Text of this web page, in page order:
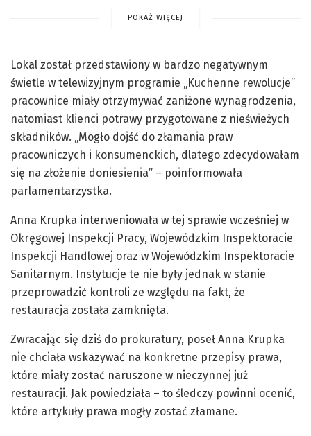
POKAŻ WIĘCEJ
Lokal został przedstawiony w bardzo negatywnym
świetle w telewizyjnym programie „Kuchenne rewolucje”
pracownice miały otrzymywać zaniżone wynagrodzenia,
natomiast klienci potrawy przygotowane z nieświeżych
składników. „Mogło dojść do złamania praw
pracowniczych i konsumenckich, dlatego zdecydowałam
się na złożenie doniesienia” – poinformowała
parlamentarzystka.
Anna Krupka interweniowała w tej sprawie wcześniej w
Okręgowej Inspekcji Pracy, Wojewódzkim Inspektoracie
Inspekcji Handlowej oraz w Wojewódzkim Inspektoracie
Sanitarnym. Instytucje te nie były jednak w stanie
przeprowadzić kontroli ze względu na fakt, że
restauracja została zamknięta.
Zwracając się dziś do prokuratury, poseł Anna Krupka
nie chciała wskazywać na konkretne przepisy prawa,
które miały zostać naruszone w nieczynnej już
restauracji. Jak powiedziała – to śledczy powinni ocenić,
które artykuły prawa mogły zostać złamane.